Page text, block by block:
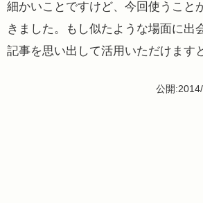
細かいことですけど、今回使うこと
きました。もし似たような場面に出
記事を思い出して活用いただけます
公開